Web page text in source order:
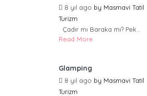
8 yıl ago by Masmavi Tatil
Turizm
Çadır mı Baraka mı? Pek...
Read More
Glamping
8 yıl ago by Masmavi Tatil
Turizm